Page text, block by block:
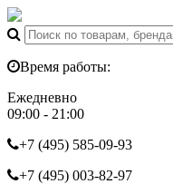
Время работы:
Ежедневно
09:00 - 21:00
+7 (495) 585-09-93
+7 (495) 003-82-97